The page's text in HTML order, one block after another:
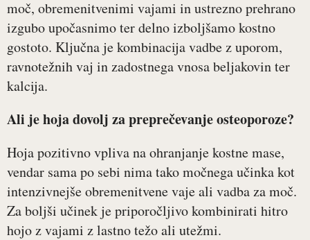
moč, obremenitvenimi vajami in ustrezno prehrano
izgubo upočasnimo ter delno izboljšamo kostno
gostoto. Ključna je kombinacija vadbe z uporom,
ravnotežnih vaj in zadostnega vnosa beljakovin ter
kalcija.
Ali je hoja dovolj za preprečevanje osteoporoze?
Hoja pozitivno vpliva na ohranjanje kostne mase,
vendar sama po sebi nima tako močnega učinka kot
intenzivnejše obremenitvene vaje ali vadba za moč.
Za boljši učinek je priporočljivo kombinirati hitro
hojo z vajami z lastno težo ali utežmi.